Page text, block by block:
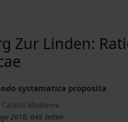
Zur Linden:
systematica proposita
Cataldi Madonna
2018, 648 Seiten